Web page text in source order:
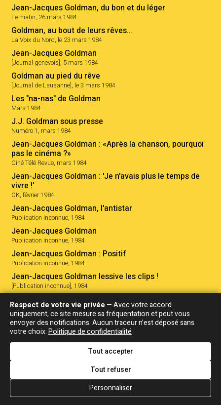
2025 2024 2023 2022 2021 2020 2019 2018 2017
Jean-Jacques Goldman, du bon et du léger
Le matin, 26 mars 1984
Goldman, au bout de leurs rêves…
La Voix du Nord, le 23 mars 1984
Jean-Jacques Goldman
[Journal genevois], 5 mars 1984
Goldman au pied du rêve
[Journal de Lausanne], le 3 mars 1984
Les "na-nas" de Goldman
Mars 1984
J.J. Goldman sous presse
Numéro 1, mars 1984
Jean-Jacques Goldman : «Après la chanson, pourquoi
pas le cinéma ?»
Ciné Télé Revue, mars 1984
Jean-Jacques Goldman : 'Je n'avais plus le temps de
vivre !'
OK, février 1984
Jean-Jacques Goldman, l'antistar
Publication inconnue, 1984
Jean-Jacques Goldman
Publication inconnue, 1984
Jean-Jacques Goldman : Positif
Publication inconnue, 1984
Jean-Jacques Goldman lessive les clips !
[Publication inconnue], 1984
Goldman "Mes vacances incognito"
Salut!, 1984
Bons baisers de Turquie
Salut!, 1984
Jean-Jacques Goldman en Français dans la chanson
OK Magazine, 1984
Une interview musclée
Podium Magazine, 1984
Respect de votre vie privée — Avec votre accord
uniquement, ce site mesure sa fréquentation et peut vous
envoyer des notifications. Aucun traceur n’est déposé sans
votre choix.Politique de confidentialité
Tout accepter
Tout refuser
Personnaliser